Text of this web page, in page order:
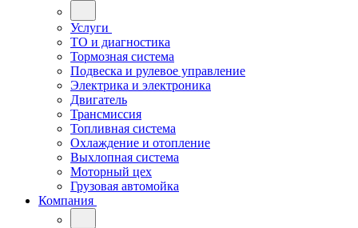
Услуги
ТО и диагностика
Тормозная система
Подвеска и рулевое управление
Электрика и электроника
Двигатель
Трансмиссия
Топливная система
Охлаждение и отопление
Выхлопная система
Моторный цех
Грузовая автомойка
Компания